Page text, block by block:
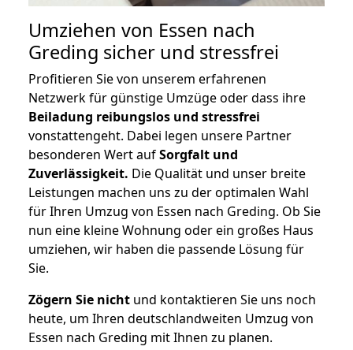
Umziehen von Essen nach
Greding sicher und stressfrei
Profitieren Sie von unserem erfahrenen
Netzwerk für günstige Umzüge oder dass ihre
Beiladung reibungslos und stressfrei
vonstattengeht. Dabei legen unsere Partner
besonderen Wert aufSorgfalt und
Zuverlässigkeit. Die Qualität und unser breite
Leistungen machen uns zu der optimalen Wahl
für Ihren Umzug von Essen nach Greding. Ob Sie
nun eine kleine Wohnung oder ein großes Haus
umziehen, wir haben die passende Lösung für
Sie.
Zögern Sie nicht und kontaktieren Sie uns noch
heute, um Ihren deutschlandweiten Umzug von
Essen nach Greding mit Ihnen zu planen.